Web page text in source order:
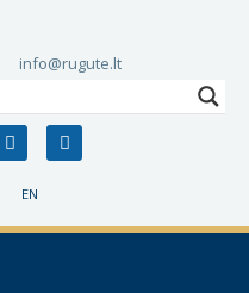
EN
info@rugute.lt